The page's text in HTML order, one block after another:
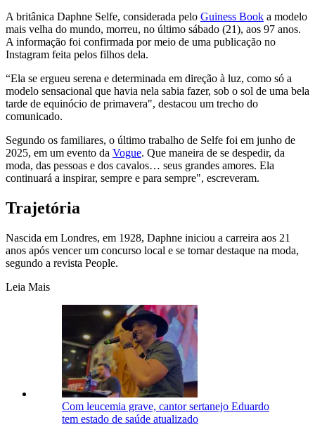
A britânica Daphne Selfe, considerada pelo Guiness Book a modelo
mais velha do mundo, morreu, no último sábado (21), aos 97 anos.
A informação foi confirmada por meio de uma publicação no
Instagram feita pelos filhos dela.
“Ela se ergueu serena e determinada em direção à luz, como só a
modelo sensacional que havia nela sabia fazer, sob o sol de uma bela
tarde de equinócio de primavera", destacou um trecho do
comunicado.
Segundo os familiares, o último trabalho de Selfe foi em junho de
2025, em um evento da Vogue. Que maneira de se despedir, da
moda, das pessoas e dos cavalos… seus grandes amores. Ela
continuará a inspirar, sempre e para sempre", escreveram.
Trajetória
Nascida em Londres, em 1928, Daphne iniciou a carreira aos 21
anos após vencer um concurso local e se tornar destaque na moda,
segundo a revista People.
Leia Mais
Com leucemia grave, cantor sertanejo Eduardo
tem estado de saúde atualizado